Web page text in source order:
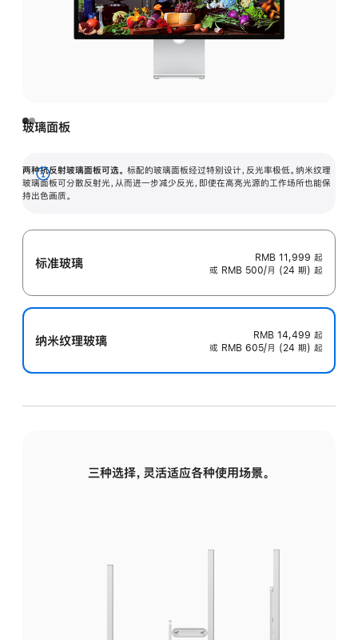
玻璃面板
两种抗反射玻璃面板可选。 标配的玻璃面板经过特别设计，反光率极低。纳米纹理
玻璃面板可分散反射光，从而进一步减少反光，即使在高亮光源的工作场所也能保
持出色画质。
展
开
标准玻璃 RMB 11,999 起
或 RMB 500/月 (24 期) 起
纳米纹理玻璃 RMB 14,499 起
或 RMB 605/月 (24 期) 起
三种选择，灵活适应各种使用场景。